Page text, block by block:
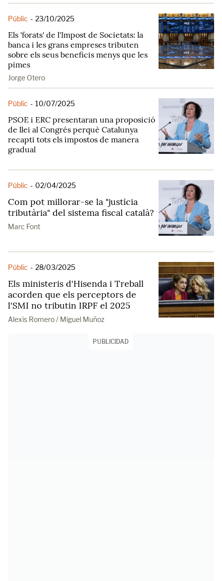
Públic - 23/10/2025
Els 'forats' de l'Impost de Societats: la
banca i les grans empreses tributen
sobre els seus beneficis menys que les
pimes
Jorge Otero
Públic - 10/07/2025
PSOE i ERC presentaran una proposició
de llei al Congrés perquè Catalunya
recapti tots els impostos de manera
gradual
Públic - 02/04/2025
Com pot millorar-se la "justícia
tributària" del sistema fiscal català?
Marc Font
Públic - 28/03/2025
Els ministeris d'Hisenda i Treball
acorden que els perceptors de
l'SMI no tributin IRPF el 2025
Alexis Romero / Miguel Muñoz
PUBLICIDAD